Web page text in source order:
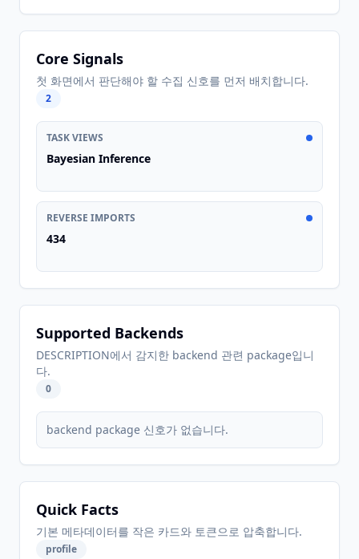
Core Signals
첫 화면에서 판단해야 할 수집 신호를 먼저 배치합니다.
2
TASK VIEWS
Bayesian Inference
REVERSE IMPORTS
434
Supported Backends
DESCRIPTION에서 감지한 backend 관련 package입니
다.
0
backend package 신호가 없습니다.
Quick Facts
기본 메타데이터를 작은 카드와 토큰으로 압축합니다.
profile